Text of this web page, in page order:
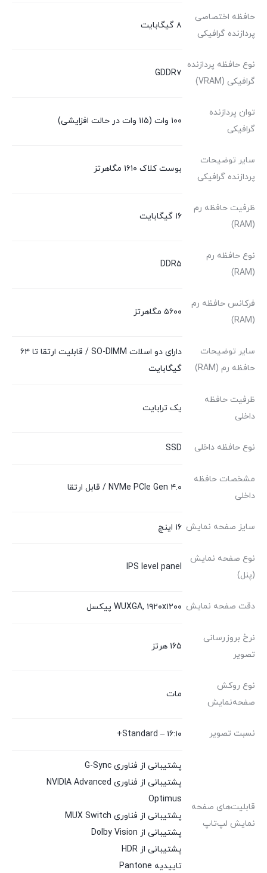
حافظه اختصاصی
پردازنده گرافیکی
۸ گیگابایت
نوع حافظه پردازنده
گرافیکی (VRAM)
GDDR۷
توان پردازنده
گرافیکی
۱۰۰ وات (۱۱۵ وات در حالت افزایشی)
سایر توضیحات
پردازنده گرافیکی
بوست کلاک ۱۶۱۰ مگاهرتز
ظرفیت حافظه رم
(RAM)
۱۶ گیگابایت
نوع حافظه رم
(RAM)
DDR۵
فرکانس حافظه رم
(RAM)
۵۶۰۰ مگاهرتز
سایر توضیحات
حافظه رم (RAM)
دارای دو اسلات SO-DIMM / قابلیت ارتقا تا ۶۴
گیگابایت
ظرفیت حافظه
داخلی
یک ترابایت
نوع حافظه داخلی SSD
مشخصات حافظه
داخلی
NVMe PCIe Gen ۴.۰ / قابل ارتقا
سایز صفحه نمایش ۱۶ اینچ
نوع صفحه نمایش
(پنل)
IPS level panel
دقت صفحه نمایش WUXGA, ۱۹۲۰x۱۲۰۰ پیکسل
نرخ بروزرسانی
تصویر
۱۶۵ هرتز
نوع روکش
صفحه‌نمایش
مات
نسبت تصویر ۱۶:۱۰ – Standard+
قابلیت‌های صفحه
نمایش لپ‌تاپ
پشتیبانی از فناوری G-Sync
پشتیبانی از فناوری NVIDIA Advanced
Optimus
پشتیبانی از فناوری MUX Switch
پشتیبانی از Dolby Vision
پشتیبانی از HDR
تاییدیه Pantone